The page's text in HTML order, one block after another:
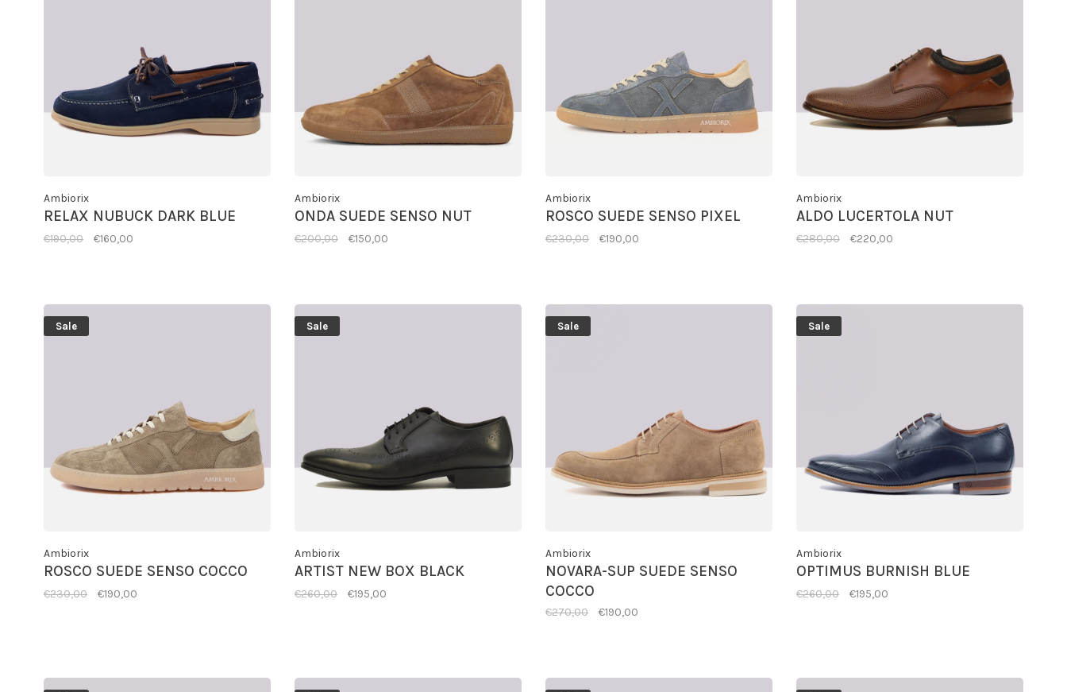
Ambiorix
RELAX NUBUCK DARK BLUE
€190,00 €160,00
Ambiorix
ONDA SUEDE SENSO NUT
€200,00 €150,00
Ambiorix
ROSCO SUEDE SENSO PIXEL
€230,00 €190,00
Ambiorix
ALDO LUCERTOLA NUT
€280,00 €220,00
Sale
Ambiorix
ROSCO SUEDE SENSO COCCO
€230,00 €190,00
Sale
Ambiorix
ARTIST NEW BOX BLACK
€260,00 €195,00
Sale
Ambiorix
NOVARA-SUP SUEDE SENSO
COCCO
€270,00 €190,00
Sale
Ambiorix
OPTIMUS BURNISH BLUE
€260,00 €195,00